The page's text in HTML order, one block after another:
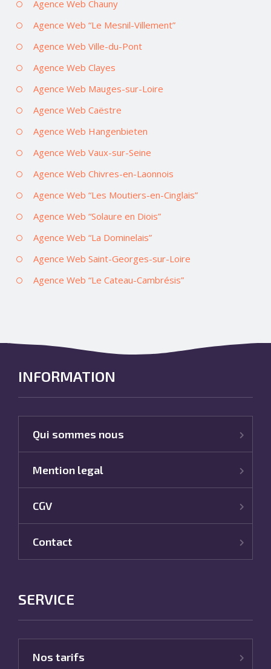
Agence Web Chauny
Agence Web “Le Mesnil-Villement”
Agence Web Ville-du-Pont
Agence Web Clayes
Agence Web Mauges-sur-Loire
Agence Web Caëstre
Agence Web Hangenbieten
Agence Web Vaux-sur-Seine
Agence Web Chivres-en-Laonnois
Agence Web “Les Moutiers-en-Cinglais”
Agence Web “Solaure en Diois”
Agence Web “La Dominelais”
Agence Web Saint-Georges-sur-Loire
Agence Web “Le Cateau-Cambrésis”
INFORMATION
Qui sommes nous
Mention legal
CGV
Contact
SERVICE
Nos tarifs